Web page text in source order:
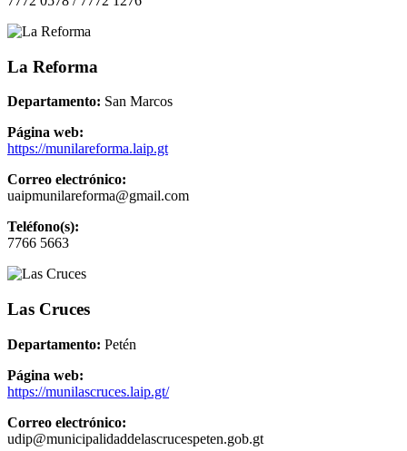
La Reforma
Departamento: San Marcos
Página web:
https://munilareforma.laip.gt
Correo electrónico:
uaipmunilareforma@gmail.com
Teléfono(s):
7766 5663
Las Cruces
Departamento: Petén
Página web:
https://munilascruces.laip.gt/
Correo electrónico:
udip@municipalidaddelascrucespeten.gob.gt